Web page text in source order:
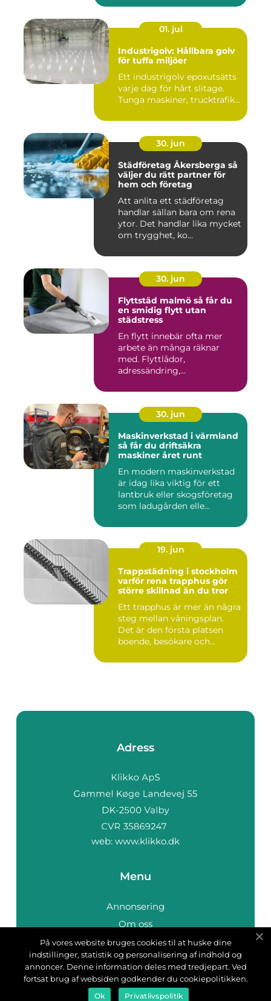
01. jul
Industrigolv: Hållbara golv
för tuffa miljöer
Ett industrigolv epoxutsätts
varje dag för hårt slitage.
Tunga maskiner, trucktrafik...
30. jun
Städföretag Åkersberga så
väljer du rätt partner för
hem och företag
Att anlita ett städföretag
handlar sällan bara om rena
ytor. Det handlar lika mycket
om trygghet, ko...
30. jun
Flyttstäd malmö så får du
en smidig flytt utan
städstress
En flytt innebär ofta mer
arbete än många räknar
med. Flyttlådor,
adressändring,
30. jun
Maskinverkstad i värmland
så får du driftsäkra
maskiner året runt
En modern maskinverkstad
är idag lika viktig för ett
lantbruk eller skogsföretag
som ladugården elle...
19. jun
Trappstädning i stockholm
varför rena trapphus gör
större skillnad än du tror
Ett trapphus är mer än några
steg mellan våningsplan.
Det är den första platsen
boende, besökare och...
Adress
web: www.klikko.dk
Menu
Annonsering
Om oss
Cookies
Kontakta oss
Sitemap
På vores website bruges cookies til at huske dine
indstillinger, statistik og personalisering af indhold og
annoncer. Denne information deles med tredjepart. Ved
fortsat brug af websiden godkender du cookiepolitikken.
Ok Privatlivspolitik